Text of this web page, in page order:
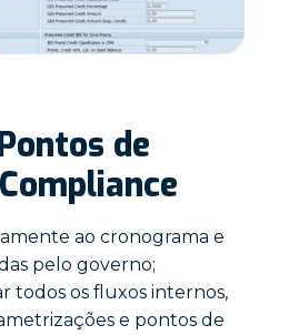
de
ao cronograma e
pelo governo;
todos os fluxos internos,
e pontos de